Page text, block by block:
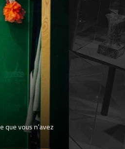
que vous n’avez